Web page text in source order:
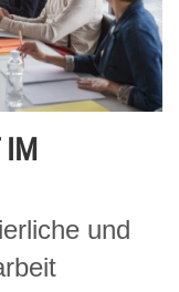
IM
und